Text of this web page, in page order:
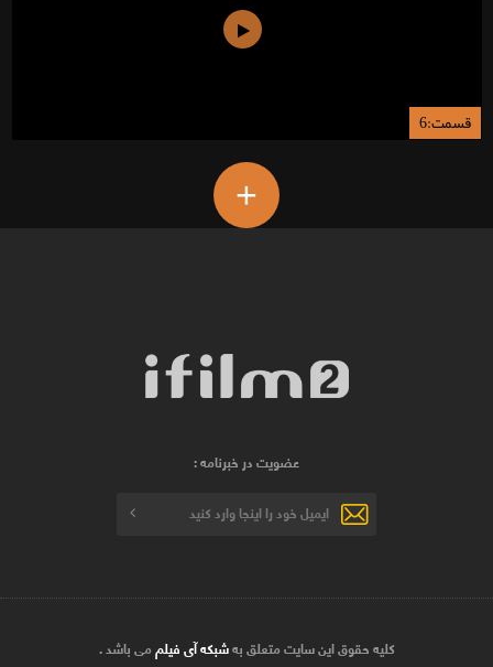
قسمت:6
+
عضویت در خبرنامه :
کلیه حقوق این سایت متعلق بهشبکه آی فیلممی باشد .